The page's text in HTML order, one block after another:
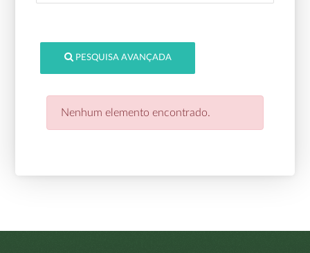
PESQUISA AVANÇADA
Nenhum elemento encontrado.